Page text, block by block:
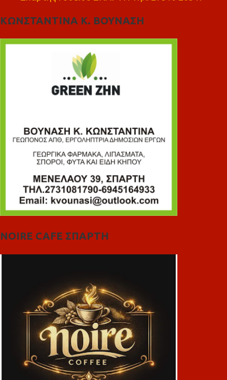
ΚΩΝΣΤΑΝΤΙΝΑ Κ. ΒΟΥΝΑΣΗ
NOIRE CAFE ΣΠΑΡΤΗ